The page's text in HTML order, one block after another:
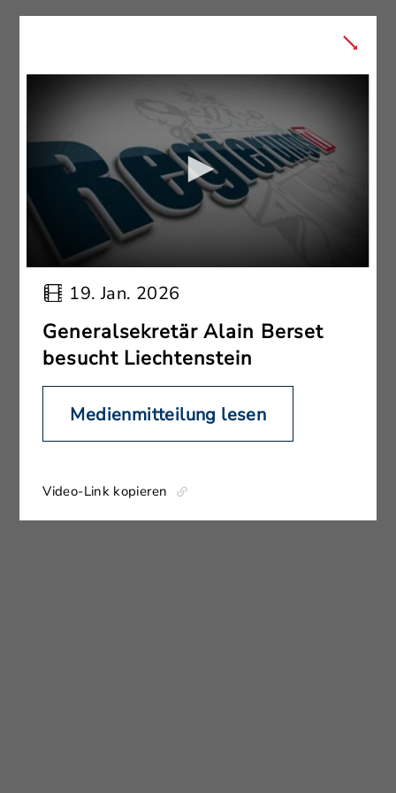
19. Jan. 2026
Generalsekretär Alain Berset
besucht Liechtenstein
Medienmitteilung lesen
Video-Link kopieren